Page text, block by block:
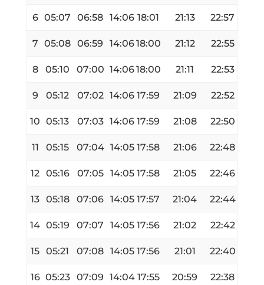
6 05:07 06:58 14:06 18:01 21:13 22:57
7 05:08 06:59 14:0618:00 21:12 22:55
8 05:10 07:00 14:0618:00 21:11 22:53
9 05:12 07:02 14:06 17:59 21:09 22:52
10 05:13 07:03 14:06 17:59 21:08 22:50
11 05:15 07:04 14:05 17:58 21:06 22:48
12 05:16 07:05 14:05 17:58 21:05 22:46
13 05:18 07:06 14:05 17:57 21:04 22:44
14 05:19 07:07 14:05 17:56 21:02 22:42
15 05:21 07:08 14:05 17:56 21:01 22:40
16 05:23 07:09 14:04 17:55 20:59 22:38